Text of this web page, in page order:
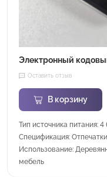
Электронный
Оставить отзыв
В корзину
Тип источника питания:
Спецификация:
Использование:
мебель